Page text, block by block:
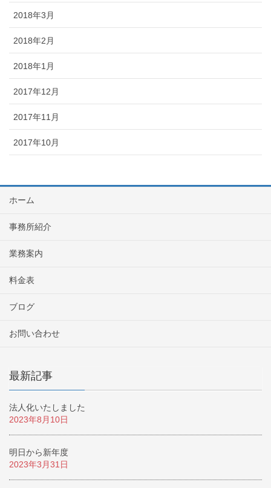
2018年3月
2018年2月
2018年1月
2017年12月
2017年11月
2017年10月
ホーム
事務所紹介
業務案内
料金表
ブログ
お問い合わせ
最新記事
法人化いたしました
2023年8月10日
明日から新年度
2023年3月31日